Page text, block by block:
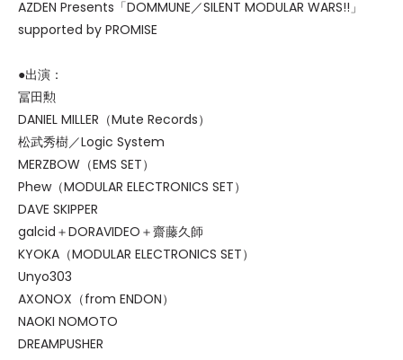
AZDEN Presents「DOMMUNE／SILENT MODULAR WARS!!」
supported by PROMISE
●出演：
冨田勲
DANIEL MILLER（Mute Records）
松武秀樹／Logic System
MERZBOW（EMS SET）
Phew（MODULAR ELECTRONICS SET）
DAVE SKIPPER
galcid＋DORAVIDEO＋齋藤久師
KYOKA（MODULAR ELECTRONICS SET）
Unyo303
AXONOX（from ENDON）
NAOKI NOMOTO
DREAMPUSHER